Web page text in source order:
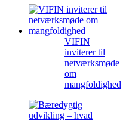
VIFIN
inviterer til
netværksmøde
om
mangfoldighed